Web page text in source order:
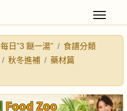
每日"3 餸一湯"
食譜分類
秋冬進補
藥材篇